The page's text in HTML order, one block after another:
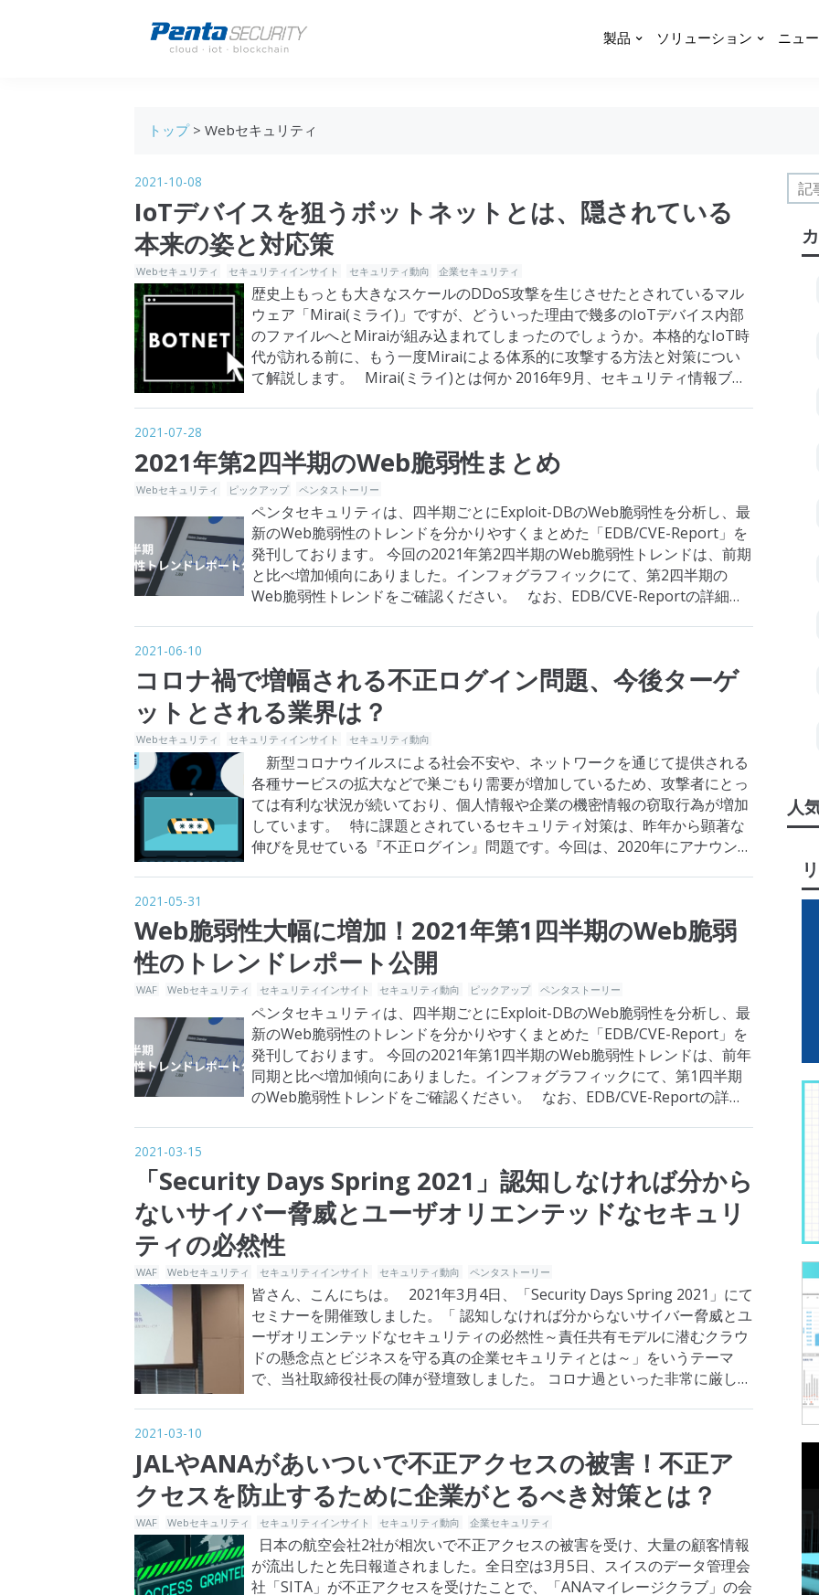
製品 ソリューション ニュ
トップ> Webセキュリティ
2021-10-08
IoTデバイスを狙うボットネットとは、隠されている
本来の姿と対応策
Webセキュリティ セキュリティインサイト セキュリティ動向 企業セキュリティ
歴史上もっとも大きなスケールのDDoS攻撃を生じさせたとされているマル
ウェア「Mirai(ミライ)」ですが、どういった理由で幾多のIoTデバイス内部
のファイルへとMiraiが組み込まれてしまったのでしょうか。本格的なIoT時
代が訪れる前に、もう一度Miraiによる体系的に攻撃する方法と対策につい
て解説します。 Mirai(ミライ)とは何か 2016年9月、セキュリティ情報ブロ
2021-07-28
2021年第2四半期のWeb脆弱性まとめ
Webセキュリティ ピックアップ ペンタストーリー
ペンタセキュリティは、四半期ごとにExploit-DBのWeb脆弱性を分析し、最
新のWeb脆弱性のトレンドを分かりやすくまとめた「EDB/CVE-Report」を
発刊しております。 今回の2021年第2四半期のWeb脆弱性トレンドは、前期
と比べ増加傾向にありました。インフォグラフィックにて、第2四半期の
Web脆弱性トレンドをご確認ください。 なお、EDB/CVE-Reportの詳細
2021-06-10
コロナ禍で増幅される不正ログイン問題、今後ターゲ
ットとされる業界は？
Webセキュリティ セキュリティインサイト セキュリティ動向
新型コロナウイルスによる社会不安や、ネットワークを通じて提供される
各種サービスの拡大などで巣ごもり需要が増加しているため、攻撃者にとっ
ては有利な状況が続いており、個人情報や企業の機密情報の窃取行為が増加
しています。 特に課題とされているセキュリティ対策は、昨年から顕著な
伸びを見せている『不正ログイン』問題です。今回は、2020年にアナウンス
2021-05-31
Web脆弱性大幅に増加！2021年第1四半期のWeb脆弱
性のトレンドレポート公開
WAF Webセキュリティ セキュリティインサイト セキュリティ動向 ピックアップ ペンタストーリー
ペンタセキュリティは、四半期ごとにExploit-DBのWeb脆弱性を分析し、最
新のWeb脆弱性のトレンドを分かりやすくまとめた「EDB/CVE-Report」を
発刊しております。 今回の2021年第1四半期のWeb脆弱性トレンドは、前年
同期と比べ増加傾向にありました。インフォグラフィックにて、第1四半期
のWeb脆弱性トレンドをご確認ください。 なお、EDB/CVE-Reportの詳細
2021-03-15
「Security Days Spring 2021」認知しなければ分から
ないサイバー脅威とユーザオリエンテッドなセキュリ
ティの必然性
WAF Webセキュリティ セキュリティインサイト セキュリティ動向 ペンタストーリー
皆さん、こんにちは。 2021年3月4日、「Security Days Spring 2021」にて
セミナーを開催致しました。「 認知しなければ分からないサイバー脅威とユ
ーザオリエンテッドなセキュリティの必然性～責任共有モデルに潜むクラウ
ドの懸念点とビジネスを守る真の企業セキュリティとは～」をいうテーマ
で、当社取締役社長の陣が登壇致しました。 コロナ過といった非常に厳しい
2021-03-10
JALやANAがあいついで不正アクセスの被害！不正ア
クセスを防止するために企業がとるべき対策とは？
WAF Webセキュリティ セキュリティインサイト セキュリティ動向 企業セキュリティ
日本の航空会社2社が相次いで不正アクセスの被害を受け、大量の顧客情報
が流出したと先日報道されました。全日空は3月5日、スイスのデータ管理会
社「SITA」が不正アクセスを受けたことで、「ANAマイレージクラブ」の会
人